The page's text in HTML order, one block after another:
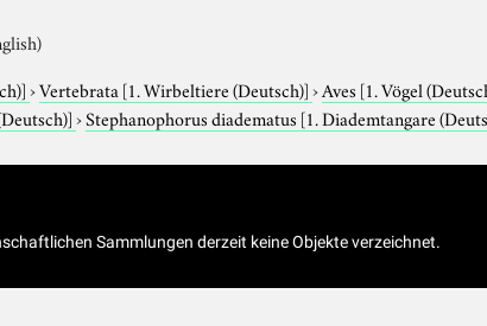
›Vertebrata [1. Wirbeltiere (Deutsch)]›Aves [1. Vögel
›Stephanophorus diadematus [1. Diademtangare
Sammlungen derzeit keine Objekte verzeichnet.